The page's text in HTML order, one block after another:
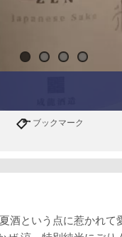
ブックマーク
酒という点に惹かれて